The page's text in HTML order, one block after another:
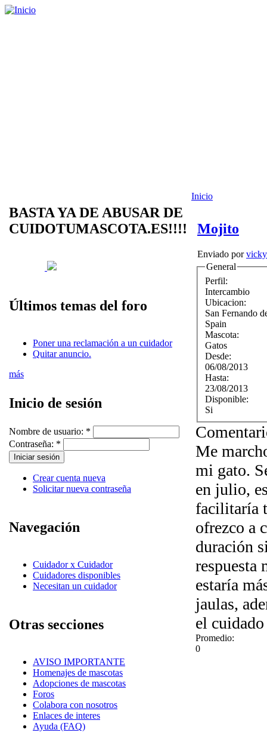
BASTA YA DE ABUSAR DE
CUIDOTUMASCOTA.ES!!!!
Últimos temas del foro
Poner una reclamación a un cuidador
Quitar anuncio.
más
Inicio de sesión
Nombre de usuario: *
Contraseña: *
Crear cuenta nueva
Solicitar nueva contraseña
Navegación
Cuidador x Cuidador
Cuidadores disponibles
Necesitan un cuidador
Otras secciones
AVISO IMPORTANTE
Homenajes de mascotas
Adopciones de mascotas
Foros
Colabora con nosotros
Enlaces de interes
Ayuda (FAQ)
Inicio
Mojito
Enviado por
General
Perfil:
Intercambio
Ubicacion:
San Fernando
Spain
Mascota:
Gatos
Desde:
06/08/2013
Hasta:
23/08/2013
Disponible:
Si
Me
mi gato.
en julio,
facilitaría
ofrezco a
duración
respuesta
estaría
jaulas,
el
Promedio:
0